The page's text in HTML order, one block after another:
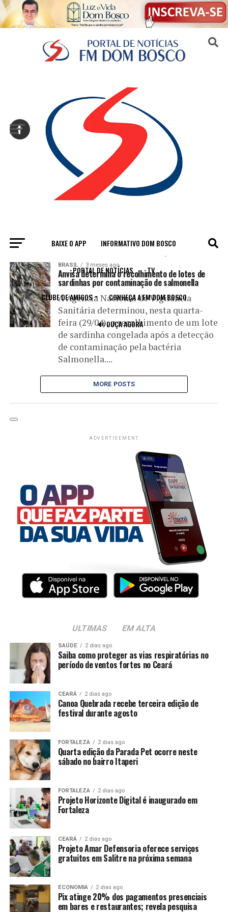
BAIXE O APP INFORMATIVO DOM BOSCO
PORTAL DE NOTÍCIAS TV
CLUBE DE AMIGOS CONHEÇA A FM DOM BOSCO
🔊 OUÇA AGORA
All posts tagged "contaminação"
BRASIL 3 meses ago
Anvisa determina o recolhimento de lotes de
sardinhas por contaminação de salmonella
A Agência Nacional de Vigilância
Sanitária determinou, nesta quarta-
feira (29/04), o recolhimento de um lote
de sardinha congelada após a detecção
de contaminação pela bactéria
Salmonella....
MORE POSTS
ADVERTISEMENT
ULTIMAS EM ALTA
SAÚDE 2 dias ago
Saiba como proteger as vias respiratórias no
período de ventos fortes no Ceará
CEARÁ 2 dias ago
Canoa Quebrada recebe terceira edição de
festival durante agosto
FORTALEZA 2 dias ago
Quarta edição da Parada Pet ocorre neste
sábado no bairro Itaperi
FORTALEZA 2 dias ago
Projeto Horizonte Digital é inaugurado em
Fortaleza
CEARÁ 2 dias ago
Projeto Amar Defensoria oferece serviços
gratuitos em Salitre na próxima semana
ECONOMIA 2 dias ago
Pix atinge 20% dos pagamentos presenciais
em bares e restaurantes; revela pesquisa
Sair da versão mobile